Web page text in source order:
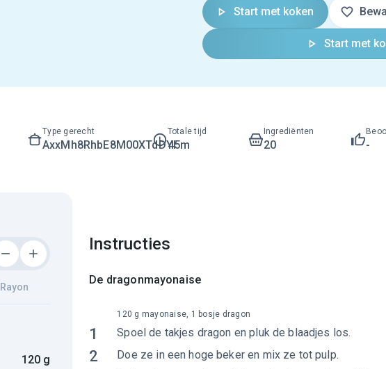
Start met koken
Start met
Type gerecht
AxxMh8RhbE8M00XTdDYI
Totale tijd
45m
Ingrediënten
20 -
Rayon
120 g
Instructies
De dragonmayonaise
1 Spoel de takjes dragon en pluk de blaadjes los.
120 g mayonaise, 1 bosje dragon
2 Doe ze in een hoge beker en mix ze tot pulp.